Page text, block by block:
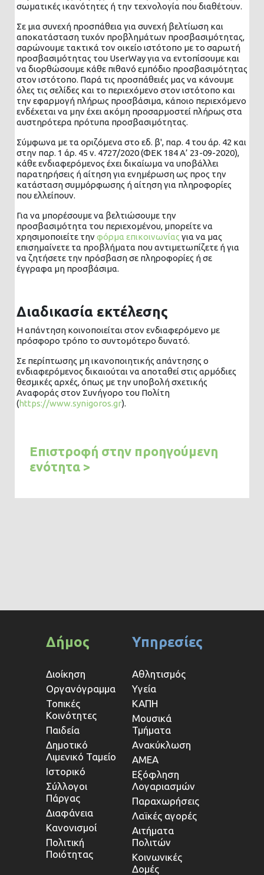
σωματικές ικανότητες ή την τεχνολογία που διαθέτουν.
Σε μια συνεχή προσπάθεια για συνεχή βελτίωση και
αποκατάσταση τυχόν προβλημάτων προσβασιμότητας,
σαρώνουμε τακτικά τον οικείο ιστότοπο με το σαρωτή
προσβασιμότητας του UserWay για να εντοπίσουμε και
να διορθώσουμε κάθε πιθανό εμπόδιο προσβασιμότητας
στον ιστότοπο. Παρά τις προσπάθειές μας να κάνουμε
όλες τις σελίδες και το περιεχόμενο στον ιστότοπο και
την εφαρμογή πλήρως προσβάσιμα, κάποιο περιεχόμενο
ενδέχεται να μην έχει ακόμη προσαρμοστεί πλήρως στα
αυστηρότερα πρότυπα προσβασιμότητας.
Σύμφωνα με τα οριζόμενα στο εδ. β', παρ. 4 του άρ. 42 και
στην παρ. 1 άρ. 45 ν. 4727/2020 (ΦΕΚ 184 Α’ 23-09-2020),
κάθε ενδιαφερόμενος έχει δικαίωμα να υποβάλλει
παρατηρήσεις ή αίτηση για ενημέρωση ως προς την
κατάσταση συμμόρφωσης ή αίτηση για πληροφορίες
που ελλείπουν.
Για να μπορέσουμε να βελτιώσουμε την
προσβασιμότητα του περιεχομένου, μπορείτε να
χρησιμοποιείτε τηνφόρμα επικοινωνίας για να μας
επισημαίνετε τα προβλήματα που αντιμετωπίζετε ή για
να ζητήσετε την πρόσβαση σε πληροφορίες ή σε
έγγραφα μη προσβάσιμα.
Διαδικασία εκτέλεσης
Η απάντηση κοινοποιείται στον ενδιαφερόμενο με
πρόσφορο τρόπο το συντομότερο δυνατό.
Σε περίπτωσης μη ικανοποιητικής απάντησης ο
ενδιαφερόμενος δικαιούται να αποταθεί στις αρμόδιες
θεσμικές αρχές, όπως με την υποβολή σχετικής
Αναφοράς στον Συνήγορο του Πολίτη
(https://www.synigoros.gr).
Επιστροφή στην προηγούμενη
ενότητα >
Δήμος
Διοίκηση
Οργανόγραμμα
Τοπικές
Κοινότητες
Παιδεία
Δημοτικό
Λιμενικό Ταμείο
Ιστορικό
Σύλλογοι
Πάργας
Διαφάνεια
Κανονισμοί
Πολιτική
Ποιότητας
Υπηρεσίες
Αθλητισμός
Υγεία
ΚΑΠΗ
Μουσικά
Τμήματα
Ανακύκλωση
ΑΜΕΑ
Εξόφληση
Λογαριασμών
Παραχωρήσεις
Λαϊκές αγορές
Αιτήματα
Πολιτών
Κοινωνικές
Δομές